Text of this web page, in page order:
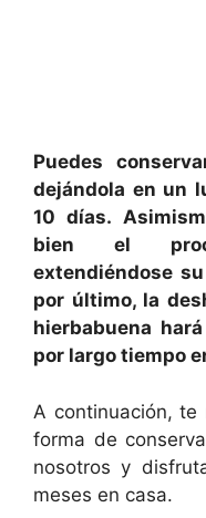
Puedes
dejándola en un
10 días.
bien el
extendiéndose
por último, la
hierbabuena
por largo tiempo
A continuación, te
forma de
nosotros y
meses en casa.